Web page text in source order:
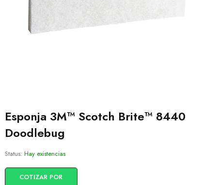
Esponja 3M™ Scotch Brite™ 8440
Doodlebug
Status: Hay existencias
COTIZAR POR